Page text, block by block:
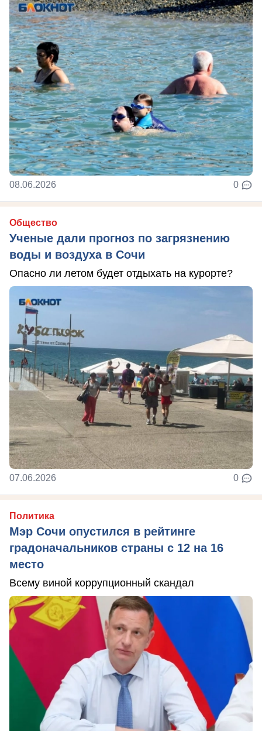
08.06.2026 0
Общество
Ученые дали прогноз по загрязнению
воды и воздуха в Сочи
Опасно ли летом будет отдыхать на курорте?
07.06.2026 0
Политика
Мэр Сочи опустился в рейтинге
градоначальников страны с 12 на 16
место
Всему виной коррупционный скандал